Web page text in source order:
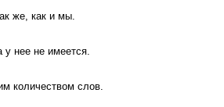
же, как и мы.
нее не имеется.
количеством слов.